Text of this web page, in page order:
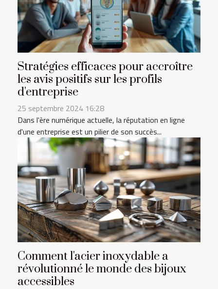
Stratégies efficaces pour accroître
les avis positifs sur les profils
d'entreprise
25 septembre 2024 16:28
Dans l'ère numérique actuelle, la réputation en ligne
d'une entreprise est un pilier de son succès...
Comment l'acier inoxydable a
révolutionné le monde des bijoux
accessibles